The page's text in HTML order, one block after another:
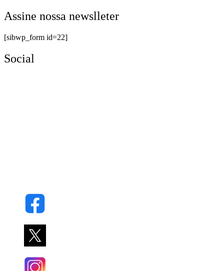
Assine nossa newslleter
[sibwp_form id=22]
Social